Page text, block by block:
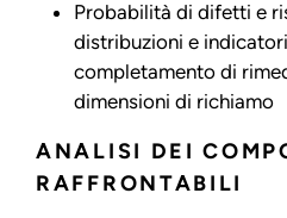
Probabilità di difetti e
distribuzioni e
completamento di
dimensioni di richiamo
ANALISI DEI
RAFFRONTABILI